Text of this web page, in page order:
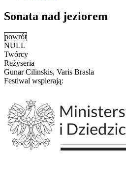
Sonata nad jeziorem
powrót
NULL
Twórcy
Reżyseria
Gunar Cilinskis, Varis Brasla
Festiwal wspierają: